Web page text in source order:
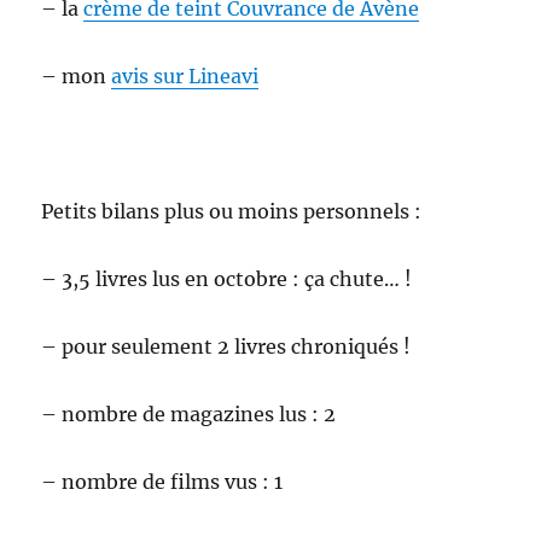
– lacrème de teint Couvrance de Avène
– monavis sur Lineavi
Petits bilans plus ou moins personnels :
– 3,5 livres lus en octobre : ça chute… !
– pour seulement 2 livres chroniqués !
– nombre de magazines lus : 2
– nombre de films vus : 1